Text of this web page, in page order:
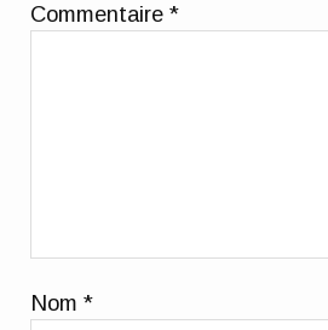
Commentaire*
Nom*